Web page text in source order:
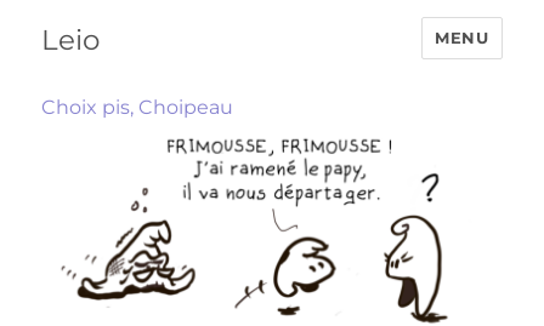
Leio MENU
Choix pis, Choipeau